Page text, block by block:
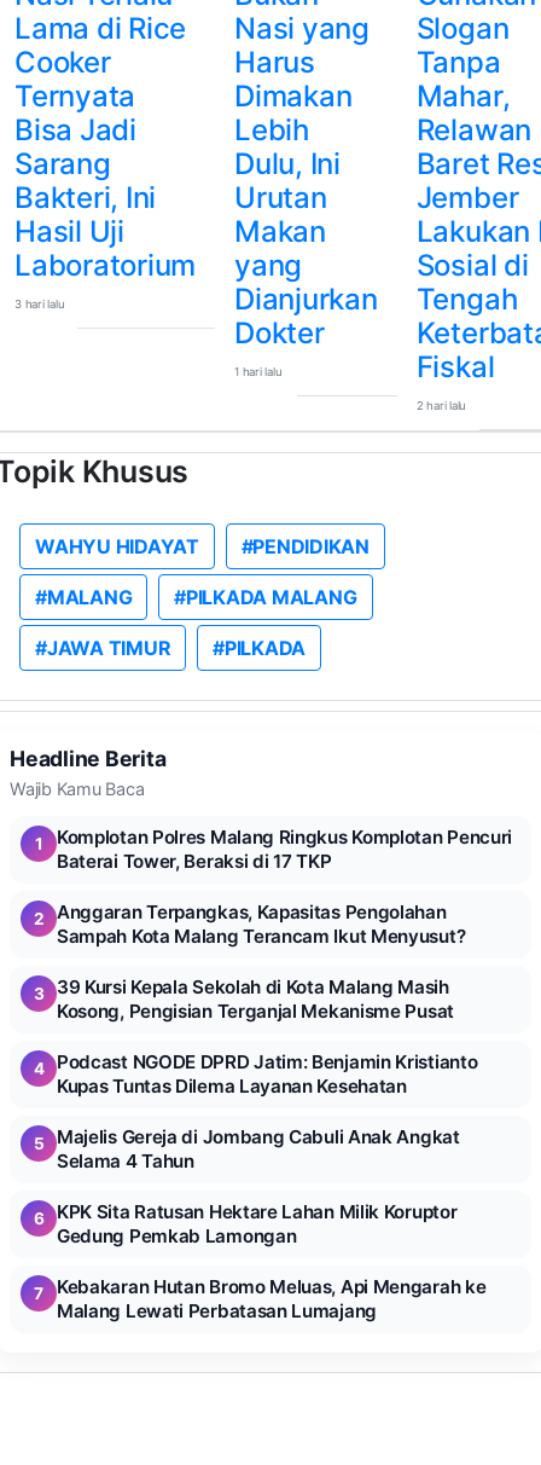
Lama di Rice
Cooker
Ternyata
Bisa Jadi
Sarang
Bakteri, Ini
Hasil Uji
Laboratorium
3 hari lalu
Nasi yang
Harus
Dimakan
Lebih
Dulu, Ini
Urutan
Makan
yang
Dianjurkan
Dokter
1 hari lalu
Slogan
Tanpa
Mahar,
Relawan
Baret
Jember
Lakukan
Sosial di
Tengah
Fiskal
2 hari lalu
Khusus
WAHYU HIDAYAT #PENDIDIKAN
#MALANG #PILKADA MALANG
#JAWA TIMUR #PILKADA
Headline Berita
Wajib Kamu Baca
1
Komplotan Polres Malang Ringkus Komplotan Pencuri
Baterai Tower, Beraksi di 17 TKP
2
Anggaran Terpangkas, Kapasitas Pengolahan
Sampah Kota Malang Terancam Ikut Menyusut?
3
39 Kursi Kepala Sekolah di Kota Malang Masih
Kosong, Pengisian Terganjal Mekanisme Pusat
4
Podcast NGODE DPRD Jatim: Benjamin Kristianto
Kupas Tuntas Dilema Layanan Kesehatan
5
Majelis Gereja di Jombang Cabuli Anak Angkat
Selama 4 Tahun
6
KPK Sita Ratusan Hektare Lahan Milik Koruptor
Gedung Pemkab Lamongan
7
Kebakaran Hutan Bromo Meluas, Api Mengarah ke
Malang Lewati Perbatasan Lumajang